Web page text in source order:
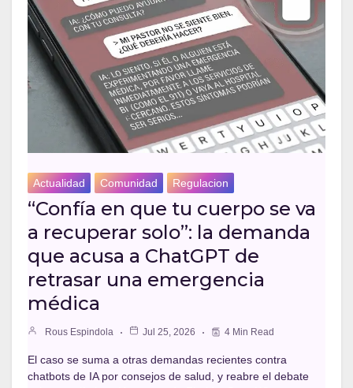
Actualidad Comunidad Regulacion
“Confía en que tu cuerpo se va
a recuperar solo”: la demanda
que acusa a ChatGPT de
retrasar una emergencia
médica
Rous Espindola Jul 25, 2026 4 Min Read
El caso se suma a otras demandas recientes contra
chatbots de IA por consejos de salud, y reabre el debate